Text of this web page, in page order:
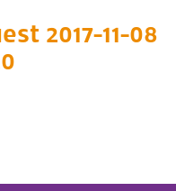
2017-11-08